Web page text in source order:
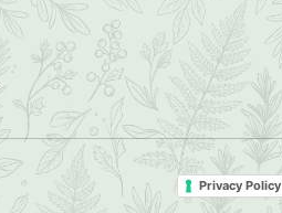
Privacy Policy